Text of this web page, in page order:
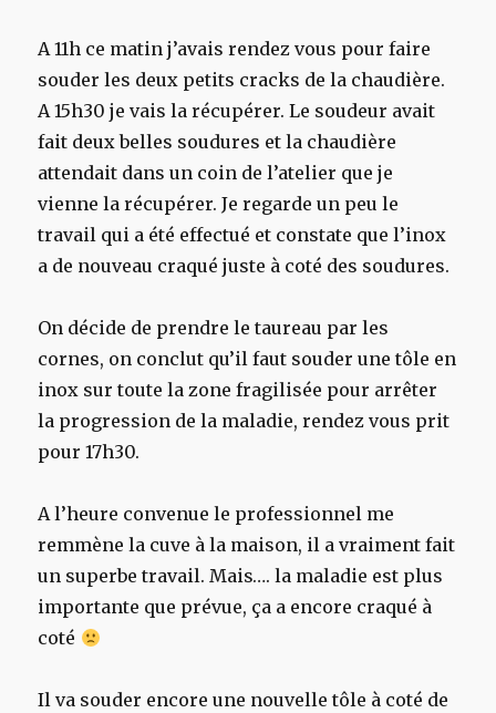
A 11h ce matin j’avais rendez vous pour faire
souder les deux petits cracks de la chaudière.
A 15h30 je vais la récupérer. Le soudeur avait
fait deux belles soudures et la chaudière
attendait dans un coin de l’atelier que je
vienne la récupérer. Je regarde un peu le
travail qui a été effectué et constate que l’inox
a de nouveau craqué juste à coté des soudures.
On décide de prendre le taureau par les
cornes, on conclut qu’il faut souder une tôle en
inox sur toute la zone fragilisée pour arrêter
la progression de la maladie, rendez vous prit
pour 17h30.
A l’heure convenue le professionnel me
remmène la cuve à la maison, il a vraiment fait
un superbe travail. Mais…. la maladie est plus
importante que prévue, ça a encore craqué à
coté
Il va souder encore une nouvelle tôle à coté de